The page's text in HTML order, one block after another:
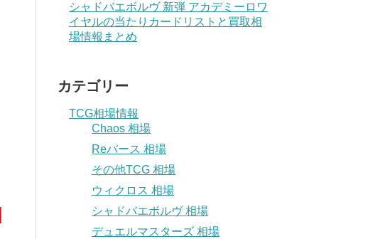
シャドバエボルヴ 新弾 アカデミーロワ
イヤルの当たりカードリストと買取相
場情報まとめ
カテゴリー
TCG相場情報
Chaos 相場
Reバース 相場
その他TCG 相場
ウィクロス 相場
シャドバエボルヴ 相場
デュエルマスターズ 相場